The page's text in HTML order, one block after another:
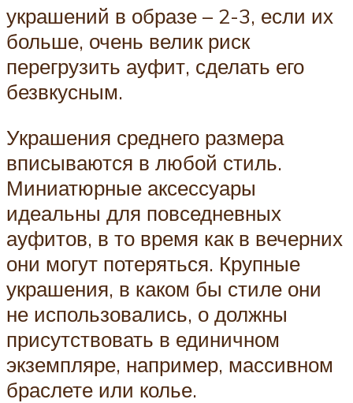
украшений в образе – 2-3, если их
больше, очень велик риск
перегрузить ауфит, сделать его
безвкусным.
Украшения среднего размера
вписываются в любой стиль.
Миниатюрные аксессуары
идеальны для повседневных
ауфитов, в то время как в вечерних
они могут потеряться. Крупные
украшения, в каком бы стиле они
не использовались, о должны
присутствовать в единичном
экземпляре, например, массивном
браслете или колье.